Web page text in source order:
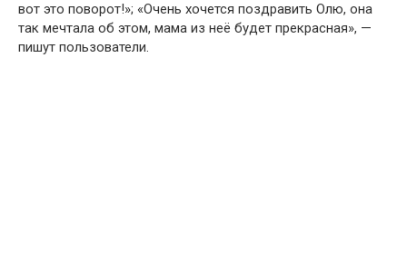
вот это поворот!»; «Очень хочется поздравить Олю, она
так мечтала об этом, мама из неё будет прекрасная», —
пишут пользователи.